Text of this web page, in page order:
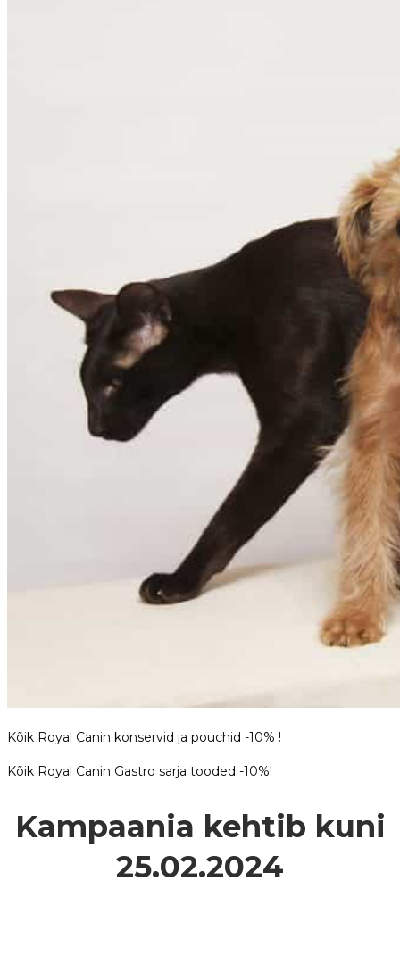
Kõik Royal Canin konservid ja pouchid -10% !
Kõik Royal Canin Gastro sarja tooded -10%!
Kampaania kehtib kuni
25.02.2024